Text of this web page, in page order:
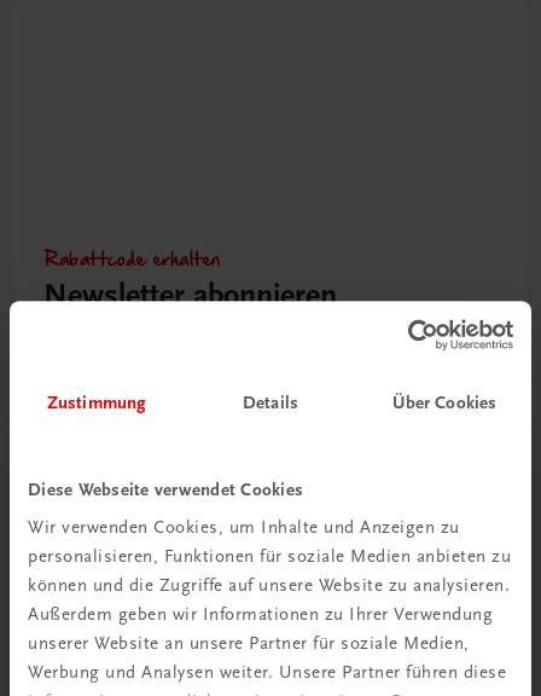
Zustimmung Details Über Cookies
Diese Webseite verwendet Cookies
Wir verwenden Cookies, um Inhalte und Anzeigen zu
personalisieren, Funktionen für soziale Medien anbieten zu
können und die Zugriffe auf unsere Website zu analysieren.
Außerdem geben wir Informationen zu Ihrer Verwendung
unserer Website an unsere Partner für soziale Medien,
Werbung und Analysen weiter. Unsere Partner führen diese
Rabattcode erhalten
Newsletter abonnieren
Herzlich willkommen bei TRAUNER!